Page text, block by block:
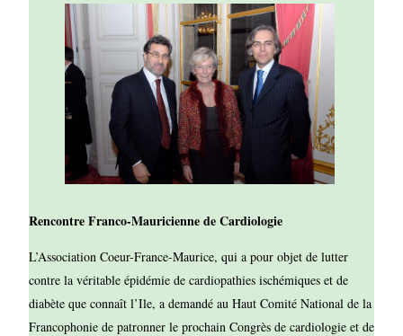
Rencontre Franco-Mauricienne de Cardiologie
L’Association Coeur-France-Maurice, qui a pour objet de lutter
contre la véritable épidémie de cardiopathies ischémiques et de
diabète que connaît l’Ile, a demandé au Haut Comité National de la
Francophonie de patronner le prochain Congrès de cardiologie et de